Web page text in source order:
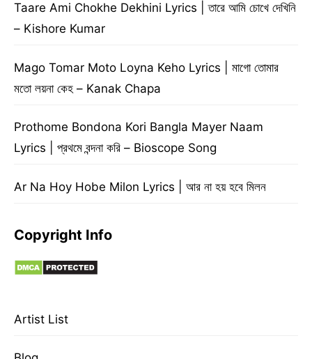
Taare Ami Chokhe Dekhini Lyrics | তারে আমি চোখে দেখিনি
– Kishore Kumar
Mago Tomar Moto Loyna Keho Lyrics | মাগো তোমার
মতো লয়না কেহ – Kanak Chapa
Prothome Bondona Kori Bangla Mayer Naam
Lyrics | প্রথমে বন্দনা করি – Bioscope Song
Ar Na Hoy Hobe Milon Lyrics | আর না হয় হবে মিলন
Copyright Info
Artist List